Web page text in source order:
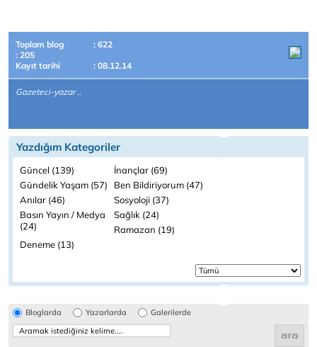
Toplam blog
: 622
: 205
Kayıt tarihi
: 08.12.14
Gazeteci-yazar ..
Yazdığım Kategoriler
Güncel (139)
İnançlar (69)
Gündelik Yaşam (57)
Ben Bildiriyorum (47)
Anılar (46)
Sosyoloji (37)
Basın Yayın / Medya
(24)
Sağlık (24)
Ramazan (19)
Deneme (13)
Bloglarda Yazarlarda Galerilerde